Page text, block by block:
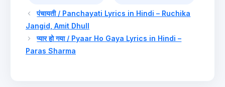
पंचायती / Panchayati Lyrics in Hindi – Ruchika
Jangid, Amit Dhull
प्यार हो गया / Pyaar Ho Gaya Lyrics in Hindi –
Paras Sharma